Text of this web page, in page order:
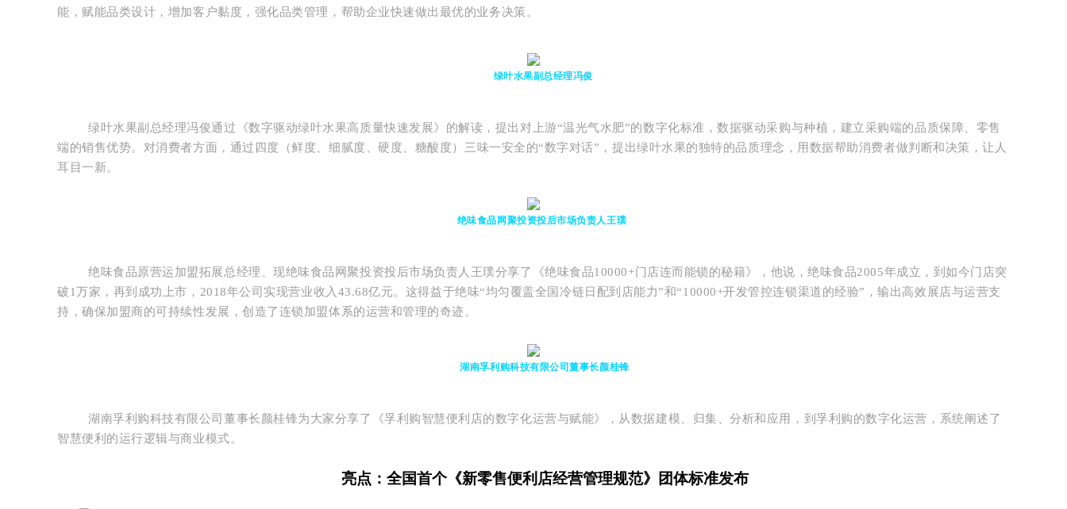
能，赋能品类设计，增加客户黏度，强化品类管理，帮助企业快速做出最优的业务决策。
绿叶水果副总经理冯俊
绿叶水果副总经理冯俊通过《数字驱动绿叶水果高质量快速发展》的解读，提出对上游“温光气水肥”的数字化标准，数据驱动采购与种植，建立采购端的品质保障、零售
端的销售优势。 对消费者方面，通过四度（鲜度、细腻度、硬度、糖酸度）三味一安全的“数字对话”，提出绿叶水果的独特的品质理念，用数据帮助消费者做判断和决策，让人
耳目一新。
绝味食品网聚投资投后市场负责人王璞
绝味食品原营运加盟拓展总经理、现绝味食品网聚投资投后市场负责人王璞分享了《绝味食品10000+门店连而能锁的秘籍》，他说，绝味食品2005年成立，到如今门店突
破1万家，再到成功上市，2018年公司实现营业收入43.68亿元。 这得益于绝味“均匀覆盖全国冷链日配到店能力”和“10000+开发管控连锁渠道的经验”，输出高效展店与运营支
持，确保加盟商的可持续性发展，创造了连锁加盟体系的运营和管理的奇迹。
湖南孚利购科技有限公司董事长颜桂锋
湖南孚利购科技有限公司董事长颜桂锋为大家分享了《孚利购智慧便利店的数字化运营与赋能》，从数据建模、归集、分析和应用，到孚利购的数字化运营，系统阐述了
智慧便利的运行逻辑与商业模式。
亮点：全国首个《新零售便利店经营管理规范》团体标准发布